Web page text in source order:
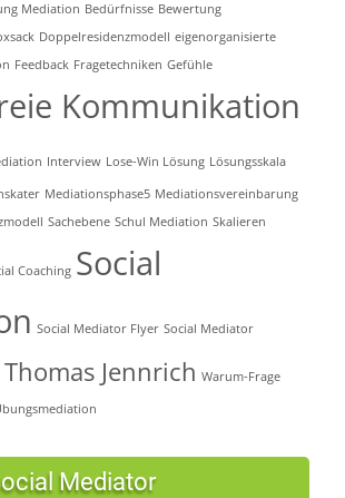
Mediation Bedürfnisse Bewertung
Doppelresidenzmodell eigenorganisierte
Feedback Fragetechniken Gefühle
Kommunikation
Interview Lose-Win Lösung Lösungsskala
Mediationsphase5 Mediationsvereinbarung
Sachebene Schul Mediation Skalieren
Coaching Social
Social Mediator Flyer Social Mediator
Thomas Jennrich Warum-Frage
Mediator